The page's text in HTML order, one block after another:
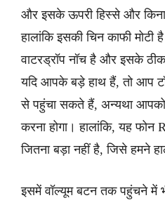
और इसके ऊपरी हिस्से और
हालांकि इसकी चिन काफी
वाटरड्रॉप नॉच है और इसके
यदि आपके बड़े हाथ हैं, तो आप
से पहुंचा सकते हैं, अन्यथा
करना होगा। हालांकि, यह
जितना बड़ा नहीं है, जिसे हमने
इसमें वॉल्यूम बटन तक पहुंचने में